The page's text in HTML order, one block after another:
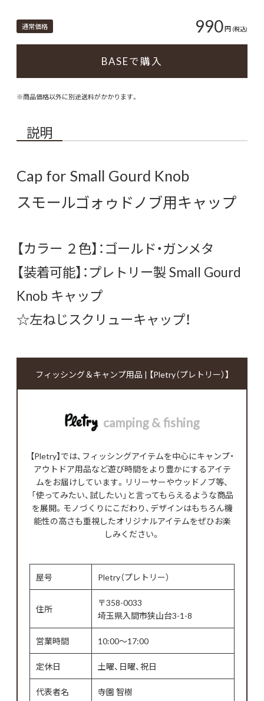
通常価格 990円 (税込)
BASEで購入
※商品価格以外に別途送料がかかります。
説明
Cap for Small Gourd Knob
スモールゴォゥドノブ用キャップ
【カラー ２色】：ゴールド・ガンメタ
【装着可能】：プレトリー製 Small Gourd
Knob キャップ
☆左ねじスクリューキャップ！
フィッシング＆キャンプ用品 | 【Pletry（プレトリー）】
camping & fishing
【Pletry】では、フィッシングアイテムを中心にキャンプ・
アウトドア用品など遊び時間をより豊かにするアイテ
ムをお届けしています。リリーサーやウッドノブ等、
「使ってみたい、試したい」と言ってもらえるような商品
を展開。モノづくりにこだわり、デザインはもちろん機
能性の高さも重視したオリジナルアイテムをぜひお楽
しみください。
屋号 Pletry（プレトリー）
住所
〒358-0033
埼玉県入間市狭山台3-1-8
営業時間 10:00～17:00
定休日 土曜、日曜、祝日
代表者名 寺園 智樹